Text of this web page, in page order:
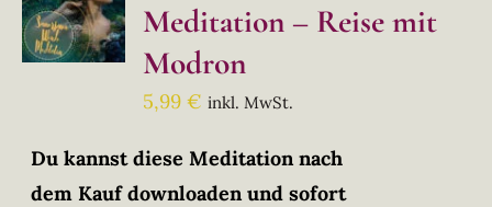
Meditation – Reise mit
Modron
5,99€ inkl. MwSt.
Du kannst diese Meditation nach
dem Kauf downloaden und sofort